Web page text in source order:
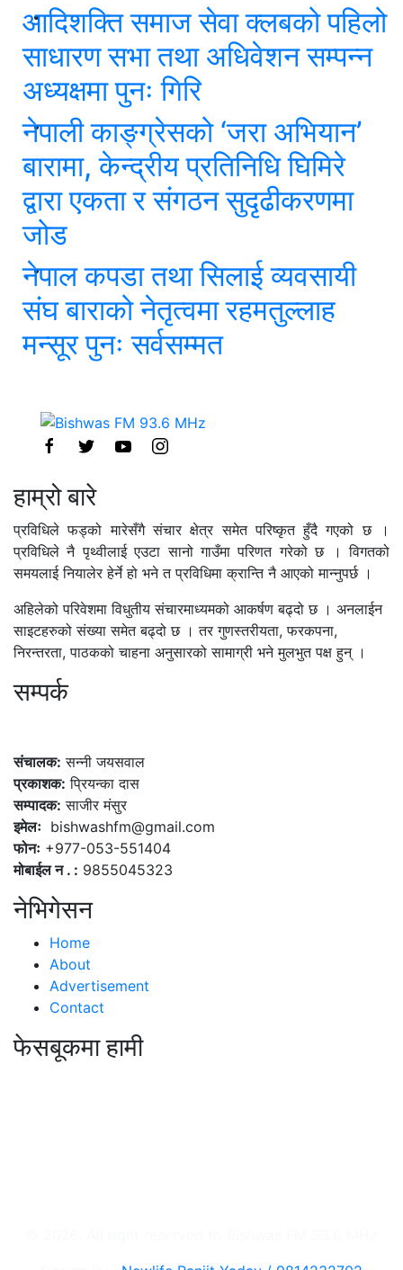
आदिशक्ति समाज सेवा क्लबको पहिलो
साधारण सभा तथा अधिवेशन सम्पन्न
अध्यक्षमा पुनः गिरि
नेपाली काङ्ग्रेसको ‘जरा अभियान’
बारामा, केन्द्रीय प्रतिनिधि घिमिरे
द्वारा एकता र संगठन सुदृढीकरणमा
जोड
नेपाल कपडा तथा सिलाई व्यवसायी
संघ बाराको नेतृत्वमा रहमतुल्लाह
मन्सूर पुनः सर्वसम्मत
हाम्रो बारे
प्रविधिले फड्को मारेसँगै संचार क्षेत्र समेत परिष्कृत हुँदै गएको छ ।
प्रविधिले नै पृथ्वीलाई एउटा सानो गाउँमा परिणत गरेको छ । विगतको
समयलाई नियालेर हेर्ने हो भने त प्रविधिमा क्रान्ति नै आएको मान्नुपर्छ ।
अहिलेको परिवेशमा विधुतीय संचारमाध्यमको आकर्षण बढ्दो छ । अनलाईन
साइटहरुको संख्या समेत बढ्दो छ । तर गुणस्तरीयता, फरकपना,
निरन्तरता, पाठकको चाहना अनुसारको सामाग्री भने मुलभुत पक्ष हुन् ।
सम्पर्क
संचालक: सन्नी जयसवाल
प्रकाशक: प्रियन्का दास
सम्पादक: साजीर मंसुर
इमेलः bishwashfm@gmail.com
फोनः +977-053-551404
मोबाईल न . : 9855045323
नेभिगेसन
Home
About
Advertisement
Contact
फेसबूकमा हामी